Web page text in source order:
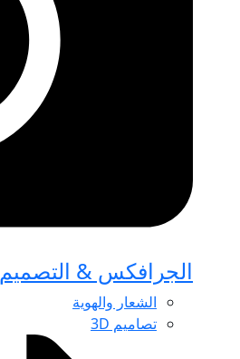
الجرافكس & التصميم
الشعار والهوية
تصاميم 3D